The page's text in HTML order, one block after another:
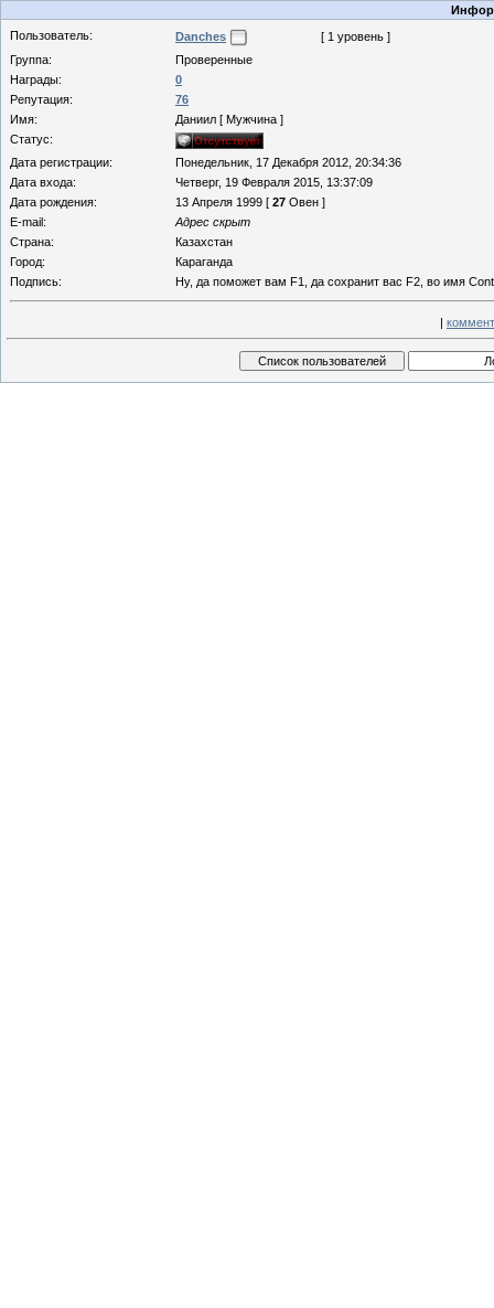
Пользователь:
Danches
[ 1 уровень ]
Группа:
Проверенные
Награды:
0
Репутация:
76
Имя:
Даниил [ Мужчина ]
Статус:
Дата регистрации:
Понедельник, 17 Декабря 2012, 20:34:36
Дата входа:
Четверг, 19 Февраля 2015, 13:37:09
Дата рождения:
13 Апреля 1999 [ 27 Овен ]
E-mail:
Адрес скрыт
Страна:
Казахстан
Город:
Караганда
Подпись:
Ну, да поможет вам F1, да сохранит вас F2, во имя
|